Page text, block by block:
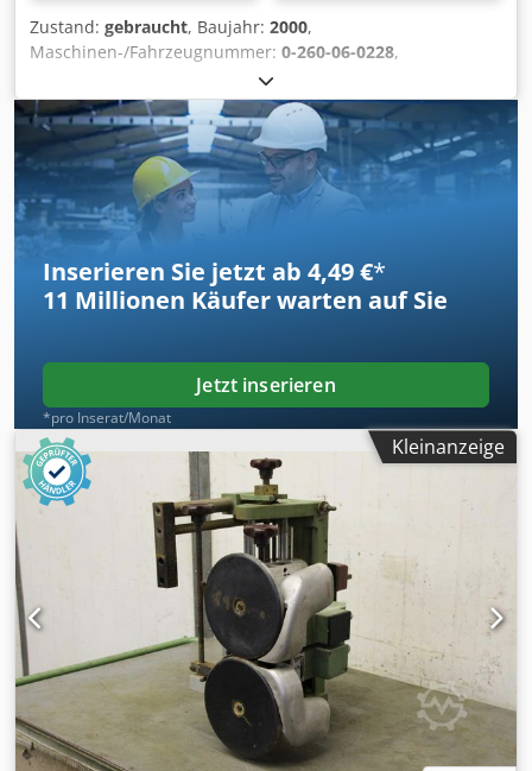
Zustand: gebraucht, Baujahr: 2000,
Maschinen-/Fahrzeugnummer: 0-260-06-0228,
Fußbedienung 1200 x 800 mm Absaugstutzen 80 mm
Cjdpfx Aoigadlokvsha pneumatischer Anschluss Kabel +
Stecker 16 A 1 Satz Bed.-Werkzeuge 1 Satz Tastrollen
Inserieren Sie jetzt ab 4,49 €*
11 Millionen Käufer warten auf Sie
Jetzt inserieren
*pro Inserat/Monat
Kleinanzeige